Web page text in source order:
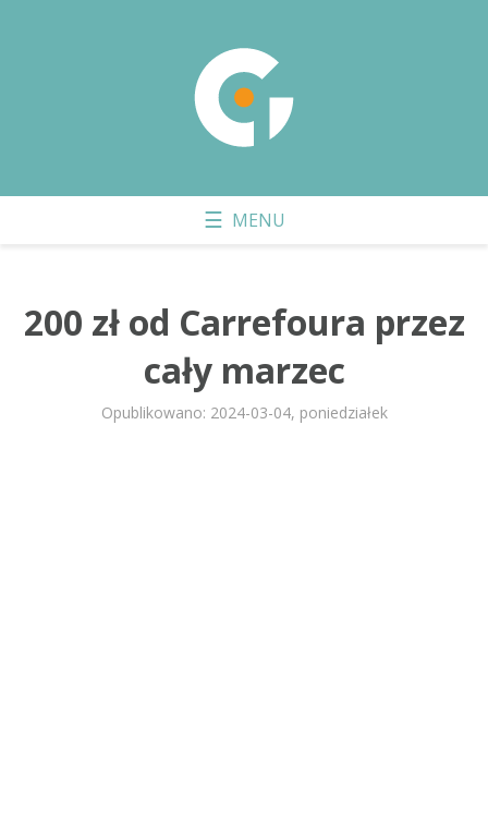
200 zł od Carrefoura przez
cały marzec
Opublikowano: 2024-03-04, poniedziałek